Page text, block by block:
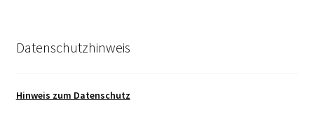
Datenschutzhinweis
Hinweis zum Datenschutz